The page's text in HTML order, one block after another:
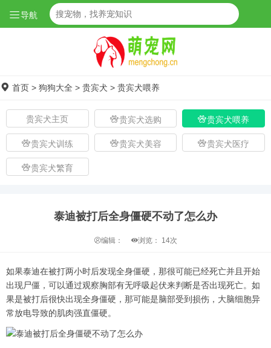
导航
首页 > 狗狗大全 > 贵宾犬 > 贵宾犬喂养
贵宾犬主页 贵宾犬选购 贵宾犬喂养
贵宾犬训练 贵宾犬美容 贵宾犬医疗
贵宾犬繁育
泰迪被打后全身僵硬不动了怎么办
编辑： 浏览： 14次
如果泰迪在被打两小时后发现全身僵硬，那很可能已经死亡并且开始
出现尸僵，可以通过观察胸部有无呼吸起伏来判断是否出现死亡。如
果是被打后很快出现全身僵硬，那可能是脑部受到损伤，大脑细胞异
常放电导致的肌肉强直僵硬。